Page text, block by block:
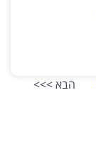
הבא >>>